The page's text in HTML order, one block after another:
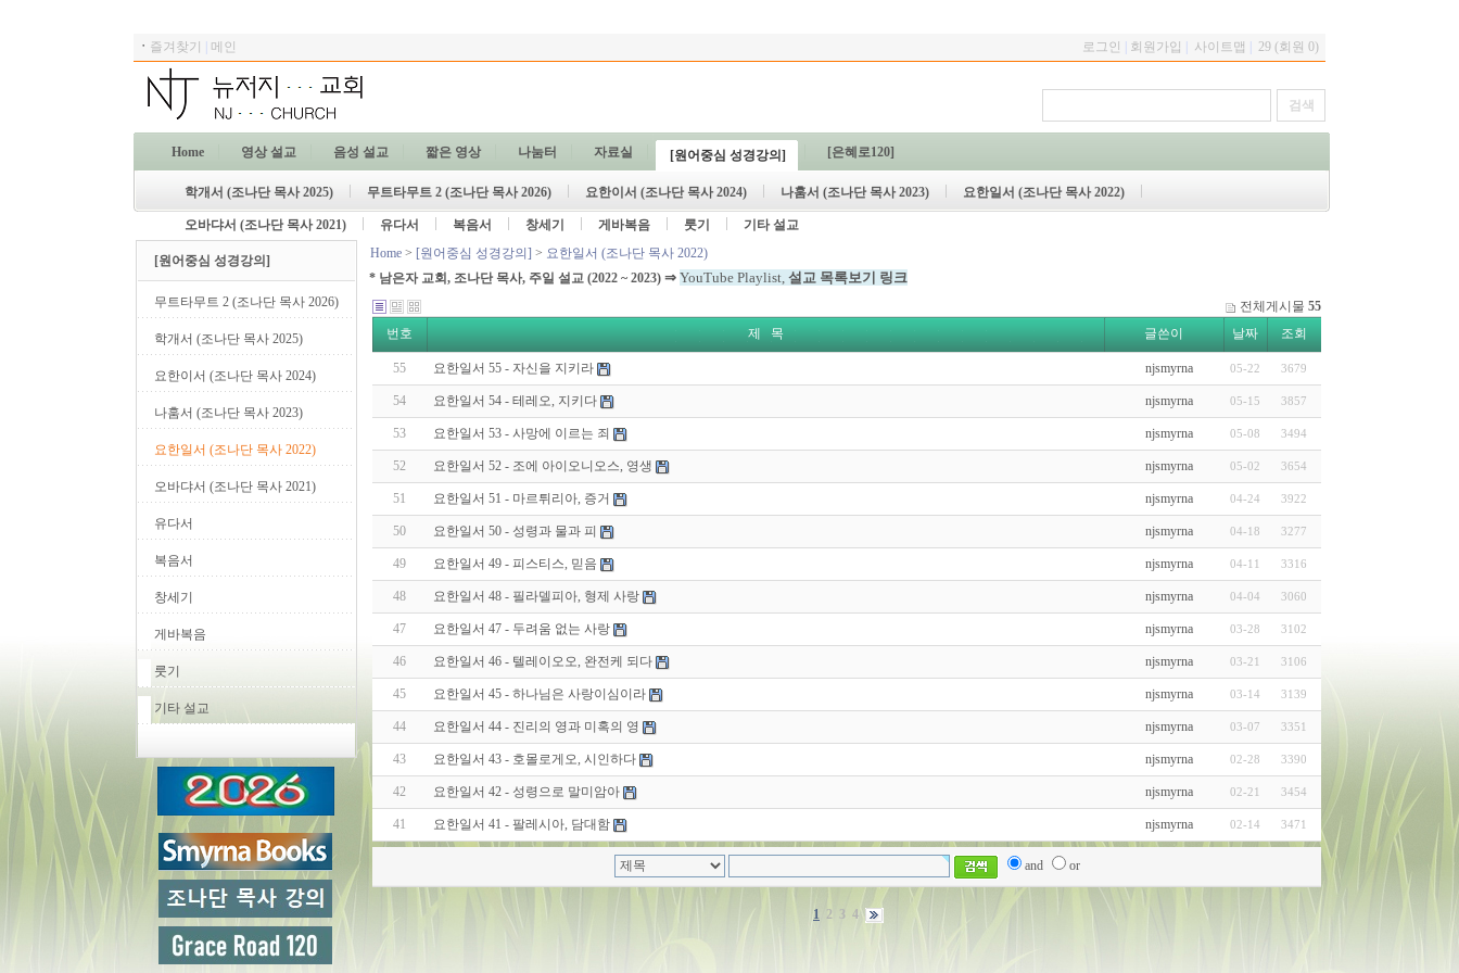
ㆍ 즐겨찾기 메인 로그인 회원가입 사이트맵 29 (회원 0)
Home 영상 설교 음성 설교 짧은 영상 나눔터 자료실 [원어중심 성경강의] [은혜로120]
학개서 (조나단 목사 2025) 무트타무트 2 (조나단 목사 2026) 요한이서 (조나단 목사 2024) 나훔서 (조나단 목사 2023) 요한일서 (조나단 목사 2022)
오바댜서 (조나단 목사 2021) 유다서 복음서 창세기 게바복음 룻기 기타 설교
[원어중심 성경강의]
무트타무트 2 (조나단 목사 2026)
학개서 (조나단 목사 2025)
요한이서 (조나단 목사 2024)
나훔서 (조나단 목사 2023)
요한일서 (조나단 목사 2022)
오바댜서 (조나단 목사 2021)
유다서
복음서
창세기
게바복음
룻기
기타 설교
Home > [원어중심 성경강의] > 요한일서 (조나단 목사 2022)
* 남은자 교회, 조나단 목사, 주일 설교 (2022 ~ 2023) ⇒ YouTube Playlist, 설교 목록보기 링크
전체게시물 55
번호
제 목 글쓴이 날짜 조회
55 요한일서 55 - 자신을 지키라 njsmyrna 05-22 3679
54 요한일서 54 - 테레오, 지키다 njsmyrna 05-15 3857
53 요한일서 53 - 사망에 이르는 죄 njsmyrna 05-08 3494
52 요한일서 52 - 조에 아이오니오스, 영생 njsmyrna 05-02 3654
51 요한일서 51 - 마르튀리아, 증거 njsmyrna 04-24 3922
50 요한일서 50 - 성령과 물과 피 njsmyrna 04-18 3277
49 요한일서 49 - 피스티스, 믿음 njsmyrna 04-11 3316
48 요한일서 48 - 필라델피아, 형제 사랑 njsmyrna 04-04 3060
47 요한일서 47 - 두려움 없는 사랑 njsmyrna 03-28 3102
46 요한일서 46 - 텔레이오오, 완전케 되다 njsmyrna 03-21 3106
45 요한일서 45 - 하나님은 사랑이심이라 njsmyrna 03-14 3139
44 요한일서 44 - 진리의 영과 미혹의 영 njsmyrna 03-07 3351
43 요한일서 43 - 호몰로게오, 시인하다 njsmyrna 02-28 3390
42 요한일서 42 - 성령으로 말미암아 njsmyrna 02-21 3454
41 요한일서 41 - 팔레시아, 담대함 njsmyrna 02-14 3471
and or
1 2 3 4